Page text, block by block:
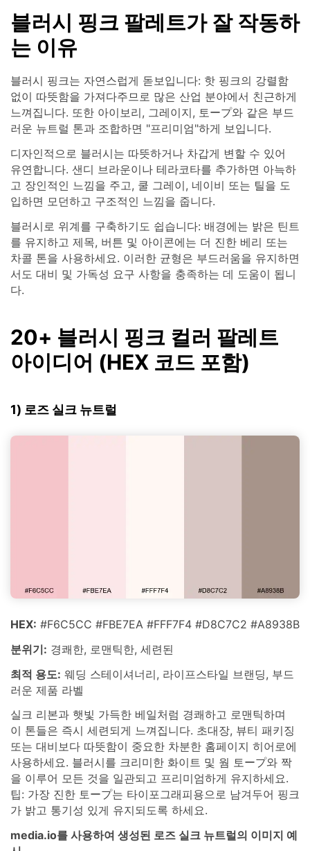
블러시 핑크 팔레트가 잘 작동하
는 이유
블러시 핑크는 자연스럽게 돋보입니다: 핫 핑크의 강렬함
없이 따뜻함을 가져다주므로 많은 산업 분야에서 친근하게
느껴집니다. 또한 아이보리, 그레이지, 토ープ와 같은 부드
러운 뉴트럴 톤과 조합하면 "프리미엄"하게 보입니다.
디자인적으로 블러시는 따뜻하거나 차갑게 변할 수 있어
유연합니다. 샌디 브라운이나 테라코타를 추가하면 아늑하
고 장인적인 느낌을 주고, 쿨 그레이, 네이비 또는 틸을 도
입하면 모던하고 구조적인 느낌을 줍니다.
블러시로 위계를 구축하기도 쉽습니다: 배경에는 밝은 틴트
를 유지하고 제목, 버튼 및 아이콘에는 더 진한 베리 또는
차콜 톤을 사용하세요. 이러한 균형은 부드러움을 유지하면
서도 대비 및 가독성 요구 사항을 충족하는 데 도움이 됩니
다.
20+ 블러시 핑크 컬러 팔레트
아이디어 (HEX 코드 포함)
1) 로즈 실크 뉴트럴
HEX: #F6C5CC #FBE7EA #FFF7F4 #D8C7C2 #A8938B
분위기: 경쾌한, 로맨틱한, 세련된
최적 용도: 웨딩 스테이셔너리, 라이프스타일 브랜딩, 부드
러운 제품 라벨
실크 리본과 햇빛 가득한 베일처럼 경쾌하고 로맨틱하며
이 톤들은 즉시 세련되게 느껴집니다. 초대장, 뷰티 패키징
또는 대비보다 따뜻함이 중요한 차분한 홈페이지 히어로에
사용하세요. 블러시를 크리미한 화이트 및 웜 토ープ와 짝
을 이루어 모든 것을 일관되고 프리미엄하게 유지하세요.
팁: 가장 진한 토ープ는 타이포그래피용으로 남겨두어 핑크
가 밝고 통기성 있게 유지되도록 하세요.
media.io를 사용하여 생성된 로즈 실크 뉴트럴의 이미지 예